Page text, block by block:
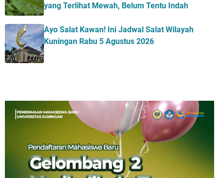
yang Terlihat Mewah, Belum Tentu Indah
Ayo Salat Kawan! Ini Jadwal Salat Wilayah
Kuningan Rabu 5 Agustus 2026